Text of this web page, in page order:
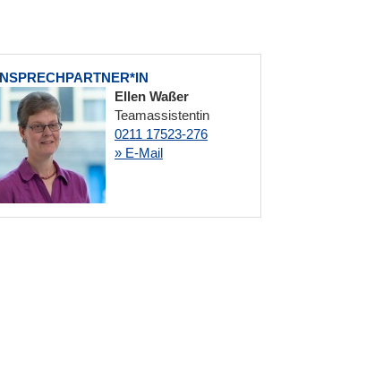
Ellen Waßer
Teamassistentin
0211 17523-276
» E-Mail